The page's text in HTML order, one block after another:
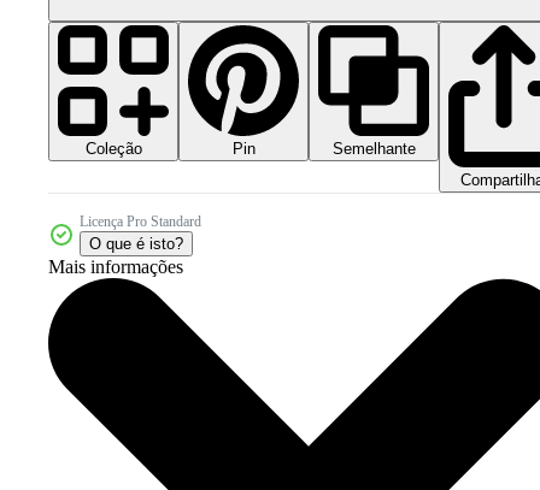
Coleção Pin
Semelhante
Licença Pro Standard
O que é isto?
Mais informações